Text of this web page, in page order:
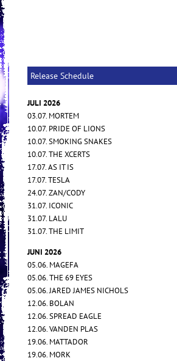
Release Schedule
JULI 2026
03.07. MORTEM
10.07. PRIDE OF LIONS
10.07. SMOKING SNAKES
10.07. THE XCERTS
17.07. AS IT IS
17.07. TESLA
24.07. ZAN/CODY
31.07. ICONIC
31.07. LALU
31.07. THE LIMIT
JUNI 2026
05.06. MAGEFA
05.06. THE 69 EYES
05.06. JARED JAMES NICHOLS
12.06. BOLAN
12.06. SPREAD EAGLE
12.06. VANDEN PLAS
19.06. MATTADOR
19.06. MORK